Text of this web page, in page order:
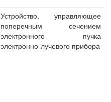
Устройство, управляющее
поперечным сечением
электронного пучка
электронно-лучевого прибора